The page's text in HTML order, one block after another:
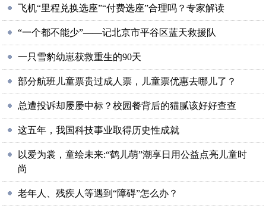
飞机“里程兑换选座”“付费选座”合理吗？专家解读
“一个都不能少”——记北京市平谷区蓝天救援队
一只雪豹幼崽获救重生的90天
部分航班儿童票贵过成人票，儿童票优惠去哪儿了？
总遭投诉却屡屡中标？校园餐背后的猫腻该好好查查
这五年，我国科技事业取得历史性成就
以爱为裳，童绘未来:“鹤儿萌”潮享日用公益点亮儿童时
尚
老年人、残疾人等遇到“障碍”怎么办？